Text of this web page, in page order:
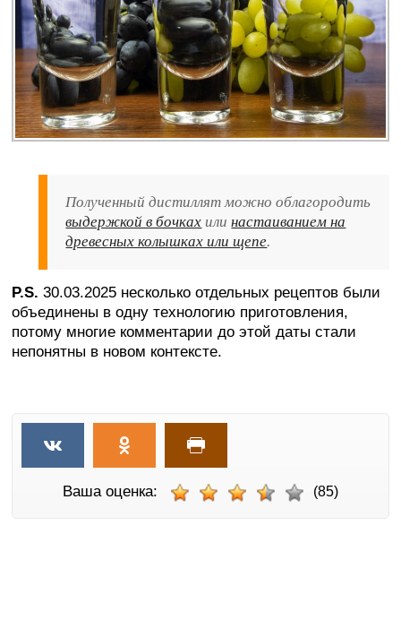
Полученный дистиллят можно облагородить
выдержкой в бочках илинастаиванием на
древесных колышках или щепе.
P.S. 30.03.2025 несколько отдельных рецептов были
объединены в одну технологию приготовления,
потому многие комментарии до этой даты стали
непонятны в новом контексте.
Ваша оценка: (85)